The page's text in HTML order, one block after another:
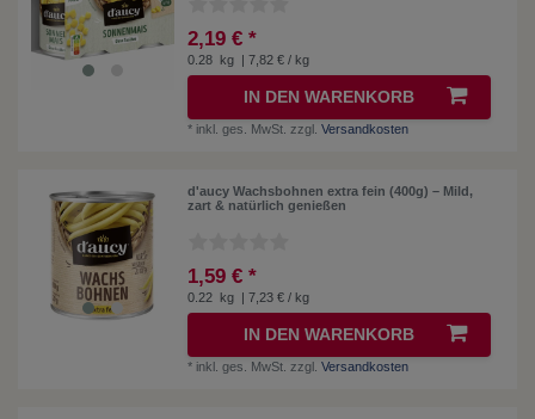
2,19 € *
0.28 kg | 7,82 € / kg
IN DEN WARENKORB
* inkl. ges. MwSt. zzgl.Versandkosten
d'aucy Wachsbohnen extra fein (400g) – Mild,
zart & natürlich genießen
1,59 € *
0.22 kg | 7,23 € / kg
IN DEN WARENKORB
* inkl. ges. MwSt. zzgl.Versandkosten